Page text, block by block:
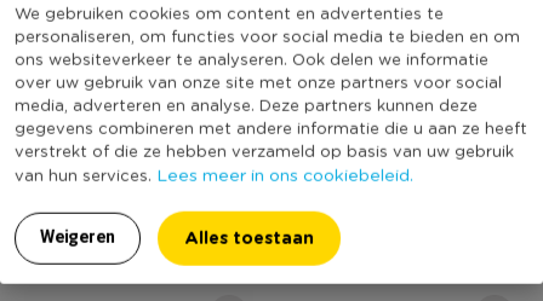
We gebruiken cookies om content en advertenties te
personaliseren, om functies voor social media te bieden en om
ons websiteverkeer te analyseren. Ook delen we informatie
over uw gebruik van onze site met onze partners voor social
media, adverteren en analyse. Deze partners kunnen deze
gegevens combineren met andere informatie die u aan ze heeft
verstrekt of die ze hebben verzameld op basis van uw gebruik
van hun services. Lees meer in ons cookiebeleid.
Weigeren Alles toestaan
NU 24,99
Parasol Sevilla - groen - ø3
meter x 2.5 meter
(10)
39,99
24,99
Kandelaar luipaard -
multikleur - ø7x25 cm
Niet online
14,99